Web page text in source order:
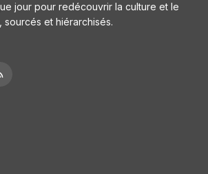
jour pour redécouvrir la culture et le
sourcés et hiérarchisés.